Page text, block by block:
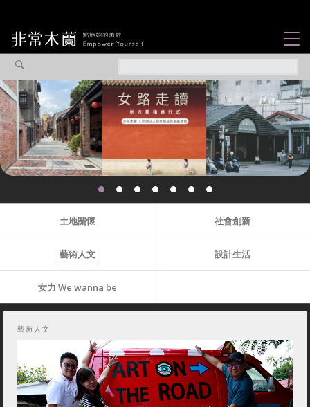
觀點專欄
焦點企劃
認識我們
土地關懷 社會創新
藝術人文 設計生活
女力 We wanna be
藝術人文